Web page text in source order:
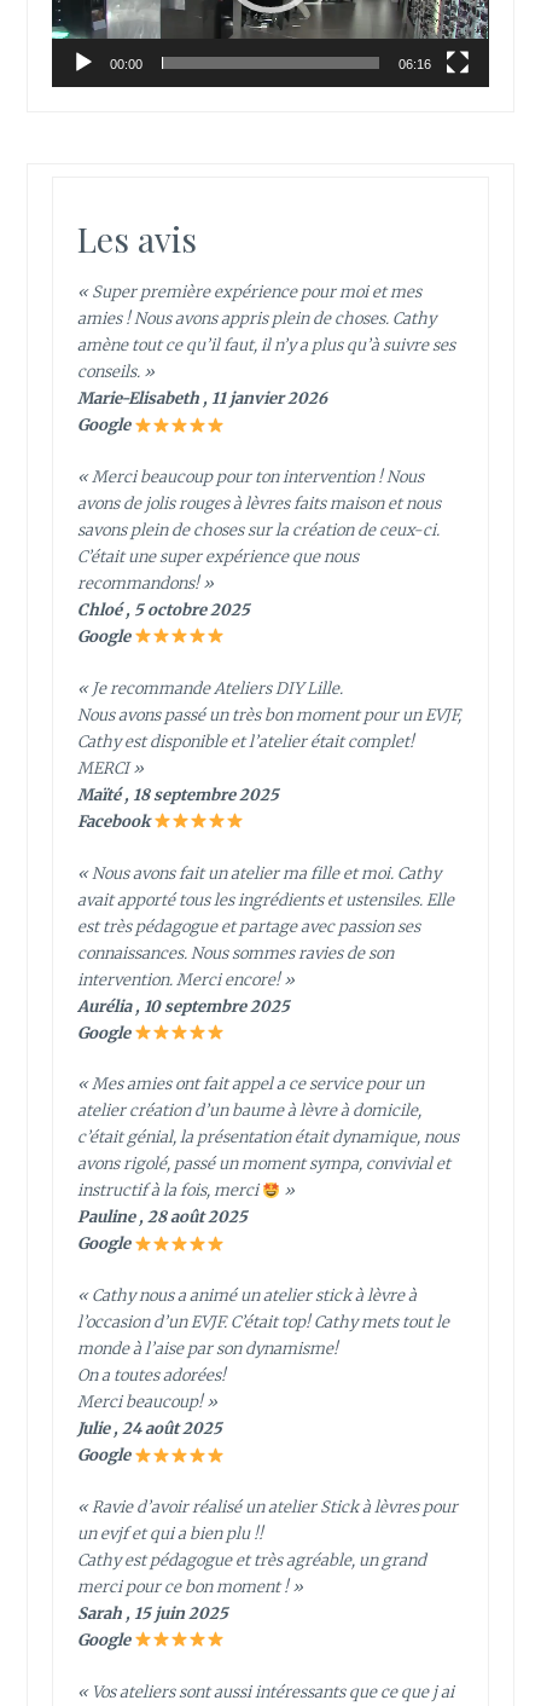
00:00 06:16
Les avis
« Super première expérience pour moi et mes
amies ! Nous avons appris plein de choses. Cathy
amène tout ce qu’il faut, il n’y a plus qu’à suivre ses
conseils. »
Marie-Elisabeth , 11 janvier 2026
Google
« Merci beaucoup pour ton intervention ! Nous
avons de jolis rouges à lèvres faits maison et nous
savons plein de choses sur la création de ceux-ci.
C’était une super expérience que nous
recommandons! »
Chloé , 5 octobre 2025
Google
« Je recommande Ateliers DIY Lille.
Nous avons passé un très bon moment pour un EVJF,
Cathy est disponible et l’atelier était complet!
MERCI »
Maïté , 18 septembre 2025
Facebook
« Nous avons fait un atelier ma fille et moi. Cathy
avait apporté tous les ingrédients et ustensiles. Elle
est très pédagogue et partage avec passion ses
connaissances. Nous sommes ravies de son
intervention. Merci encore! »
Aurélia , 10 septembre 2025
Google
« Mes amies ont fait appel a ce service pour un
atelier création d’un baume à lèvre à domicile,
c’était génial, la présentation était dynamique, nous
avons rigolé, passé un moment sympa, convivial et
instructif à la fois, merci
»
Pauline , 28 août 2025
Google
« Cathy nous a animé un atelier stick à lèvre à
l’occasion d’un EVJF. C’était top! Cathy mets tout le
monde à l’aise par son dynamisme!
On a toutes adorées!
Merci beaucoup! »
Julie , 24 août 2025
Google
« Ravie d’avoir réalisé un atelier Stick à lèvres pour
un evjf et qui a bien plu !!
Cathy est pédagogue et très agréable, un grand
merci pour ce bon moment ! »
Sarah , 15 juin 2025
Google
« Vos ateliers sont aussi intéressants que ce que j ai